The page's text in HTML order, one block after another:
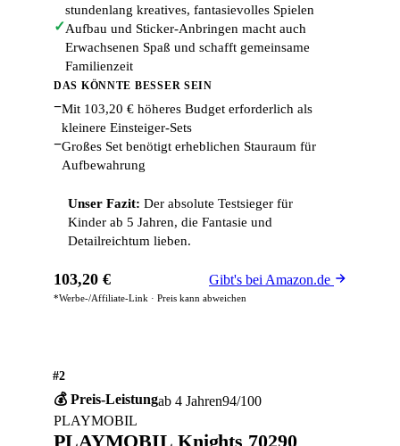
stundenlang kreatives, fantasievolles Spielen
✓Aufbau und Sticker-Anbringen macht auch
Erwachsenen Spaß und schafft gemeinsame
Familienzeit
DAS KÖNNTE BESSER SEIN
−Mit 103,20 € höheres Budget erforderlich als
kleinere Einsteiger-Sets
−Großes Set benötigt erheblichen Stauraum für
Aufbewahrung
Unser Fazit: Der absolute Testsieger für
Kinder ab 5 Jahren, die Fantasie und
Detailreichtum lieben.
103,20 € Gibt's bei Amazon.de
*Werbe-/Affiliate-Link · Preis kann abweichen
#2
💰 Preis-Leistungab 4 Jahren94/100
PLAYMOBIL
PLAYMOBIL Knights 70290